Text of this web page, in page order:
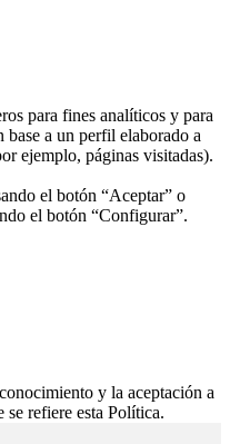
para fines analíticos y para
base a un perfil elaborado a
ejemplo, páginas visitadas).
el botón “Aceptar” o
el botón “Configurar”.
y la aceptación a
se refiere esta Política.